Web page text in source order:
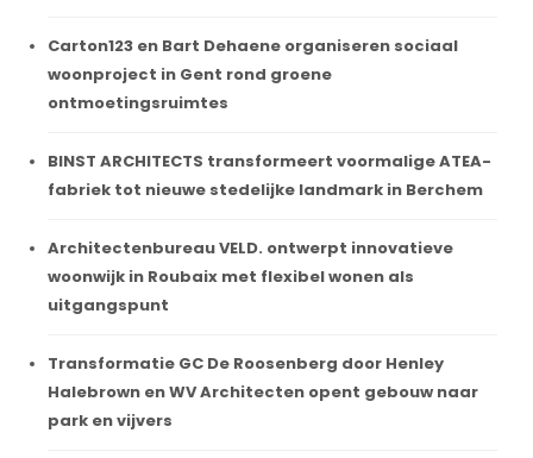
Carton123 en Bart Dehaene organiseren sociaal
woonproject in Gent rond groene
ontmoetingsruimtes
BINST ARCHITECTS transformeert voormalige ATEA-
fabriek tot nieuwe stedelijke landmark in Berchem
Architectenbureau VELD. ontwerpt innovatieve
woonwijk in Roubaix met flexibel wonen als
uitgangspunt
Transformatie GC De Roosenberg door Henley
Halebrown en WV Architecten opent gebouw naar
park en vijvers